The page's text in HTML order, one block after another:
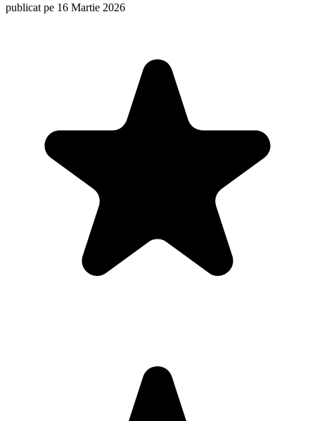
publicat pe 16 Martie 2026